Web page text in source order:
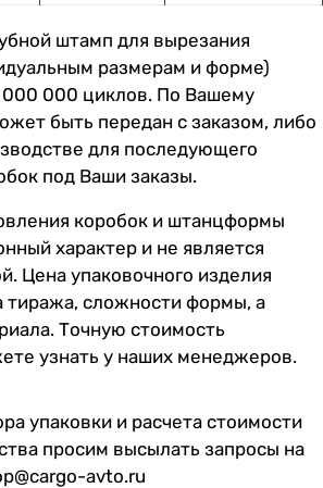
штамп для вырезания
размерам и форме)
000 циклов. По Вашему
быть передан с заказом, либо
для последующего
под Ваши заказы.
коробок и штанцформы
характер и не является
Цена упаковочного изделия
тиража, сложности формы, а
Точную стоимость
узнать у наших менеджеров.
упаковки и расчета стоимости
просим высылать запросы на
avto.ru